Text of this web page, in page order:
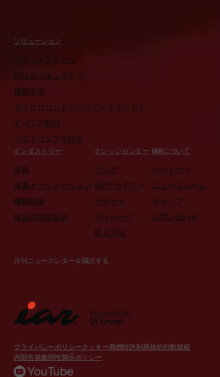
ソリューション
プラットフォーム
組込みセキュリティ
機能安全
マイクロコントローラアーキテクチャ
すべての製品
ソフトウェアを試す
インダストリー
車載
産業オートメーション
機械制御
家庭用電化製品
ナレッジセンター
ブログ
IARアカデミー
サポート
マイページ
購入方法
IARについて
パートナー
ニュースルーム
キャリア
お問い合わせ
月刊ニュースレターを購読する
プライバシーポリシークッキー商標特許利用規約行動規範
内部告発脆弱性開示ポリシー
YouTube